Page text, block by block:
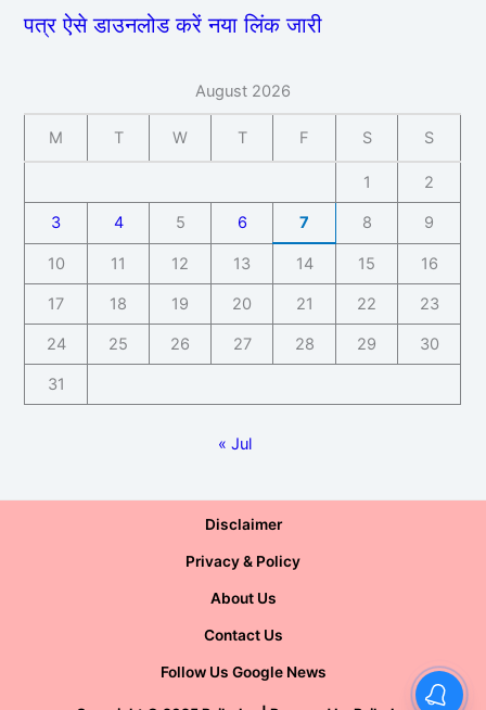
पत्र ऐसे डाउनलोड करें नया लिंक जारी
August 2026
M T W T F S S
1 2
3 4 5 6 7 8 9
10 11 12 13 14 15 16
17 18 19 20 21 22 23
24 25 26 27 28 29 30
31
« Jul
Disclaimer
Privacy & Policy
About Us
Contact Us
Follow Us Google News